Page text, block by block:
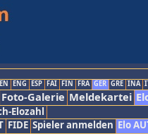
ENG ESP FAI FIN FRA GER GRE INA
Foto-Galerie Meldekartei
Elozahl
FIDE Spieler anmelden Elo